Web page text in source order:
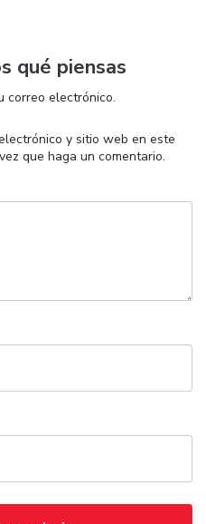
qué piensas
correo electrónico.
y sitio web en este
que haga un comentario.